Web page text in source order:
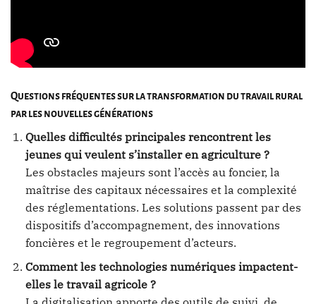
Questions fréquentes sur la transformation du travail rural
par les nouvelles générations
Quelles difficultés principales rencontrent les
jeunes qui veulent s’installer en agriculture ?
Les obstacles majeurs sont l’accès au foncier, la
maîtrise des capitaux nécessaires et la complexité
des réglementations. Les solutions passent par des
dispositifs d’accompagnement, des innovations
foncières et le regroupement d’acteurs.
Comment les technologies numériques impactent-
elles le travail agricole ?